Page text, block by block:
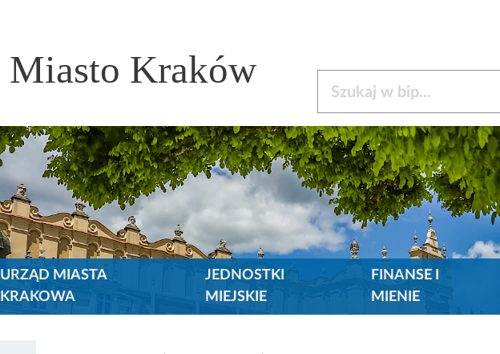
Miasto Kraków
URZĄD MIASTA
KRAKOWA
JEDNOSTKI
MIEJSKIE
FINANSE I
MIENIE